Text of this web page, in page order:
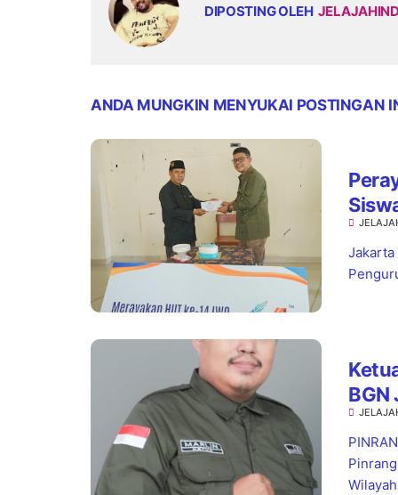
DIPOSTING OLEH
ANDA MUNGKIN MENYUKAI POSTINGAN
Jakarta
BGN